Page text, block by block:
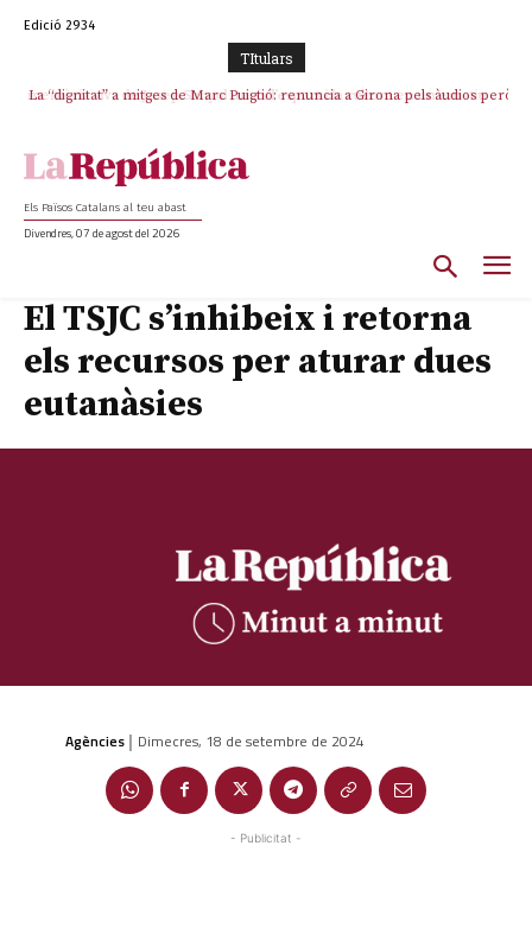
Edició 2934
TItulars
La “dignitat” a mitges de Marc Puigtió: renuncia a Girona pels àudios però
Els Països Catalans al teu abast
Divendres, 07 de agost del 2026
El TSJC s’inhibeix i retorna
els recursos per aturar dues
eutanàsies
Agències | Dimecres, 18 de setembre de 2024
- Publicitat -